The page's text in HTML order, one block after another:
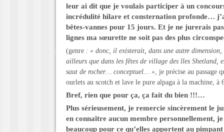
leur ai dit que je voulais participer à un
incrédulité hilare et consternation profonde…
bêtes-vannes pour 15 jours. Et je ne jurerais
lignes ma sœurette ne soit pas des plus
(genre : « donc, il existerait, dans une autre
ailleurs que dans les fêtes de village des îles Shetland,
saut de rocher… conceptuel… », je précise au passage
ourlets au scotch et lave le pure alpaga à la machine,
Bref, rien que pour ça, ça fait du bien !!!…
Plus sérieusement, je remercie sincèrement le
en connaître aucun membre personnellement, je
beaucoup pour ce qu’elles apportent au